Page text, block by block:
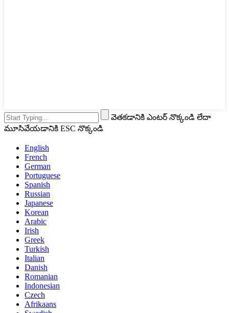
వెతకడానికి ఎంటర్ నొక్కండి లేదా
మూసివేయడానికి ESC నొక్కండి
English
French
German
Portuguese
Spanish
Russian
Japanese
Korean
Arabic
Irish
Greek
Turkish
Italian
Danish
Romanian
Indonesian
Czech
Afrikaans